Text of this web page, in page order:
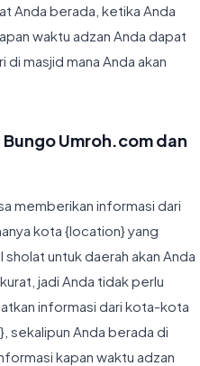
Anda berada, ketika Anda
waktu adzan Anda dapat
di masjid mana Anda akan
Umroh.com dan
memberikan informasi dari
kota {location} yang
untuk daerah akan Anda
jadi Anda tidak perlu
informasi dari kota-kota
sekalipun Anda berada di
kapan waktu adzan